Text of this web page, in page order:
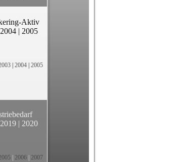
Aktiv
2004 | 2005
| 2004 | 2005
2019 | 2020
2006 2007